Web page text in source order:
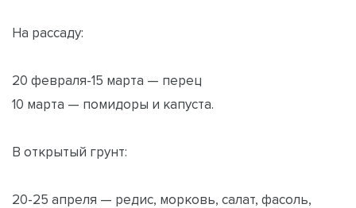
На рассаду:
20 февраля-15 марта — перец
10 марта — помидоры и капуста.
В открытый грунт:
20-25 апреля — редис, морковь, салат, фасоль,